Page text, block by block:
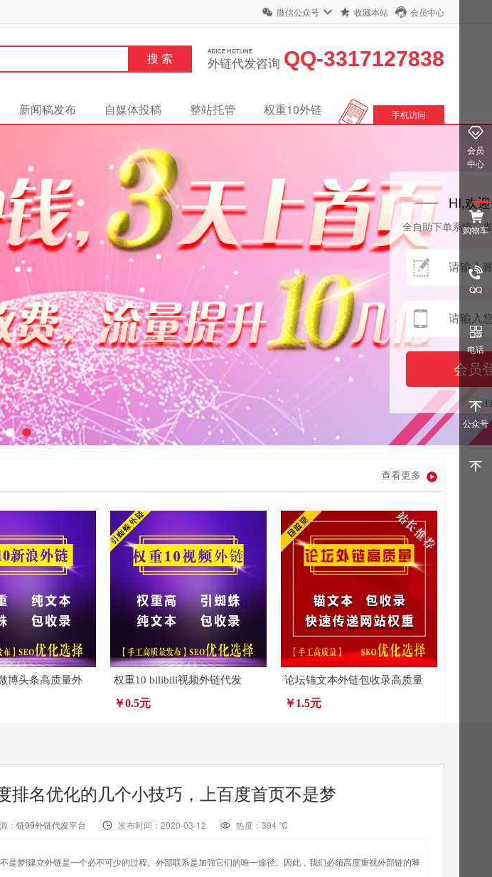
微信公众号 收藏本站 会员中心
外链代发咨询 QQ-3317127838
新闻稿发布 自媒体投稿 整站托管 权重10外链 手机访问
HI,欢
全自助下单系统，
注
●●
查看更多
博头条高质量外
权重10 bilibili视频外链代发
￥0.5元
论坛锚文本外链包收录高质量
￥1.5元
排名优化的几个小技巧，上百度首页不是梦
： 链99外链代发平台 发布时间：2020-03-12 热度： 394 ℃
是梦!建立外链是一个必不可少的过程。外部联系是加强它们的唯一途径。因此，我们必须高度重视外部链的释
会员
中心
购物车
QQ
电话
公众号